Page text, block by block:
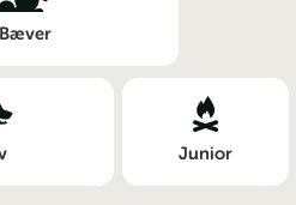
Bæver
Junior